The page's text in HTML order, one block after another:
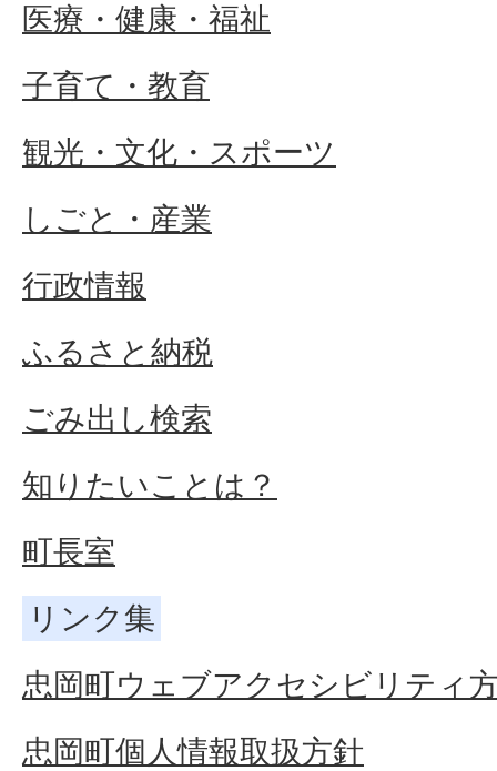
医療・健康・福祉
子育て・教育
観光・文化・スポーツ
しごと・産業
行政情報
ふるさと納税
ごみ出し検索
知りたいことは？
町長室
リンク集
忠岡町ウェブアクセシビリティ
忠岡町個人情報取扱方針